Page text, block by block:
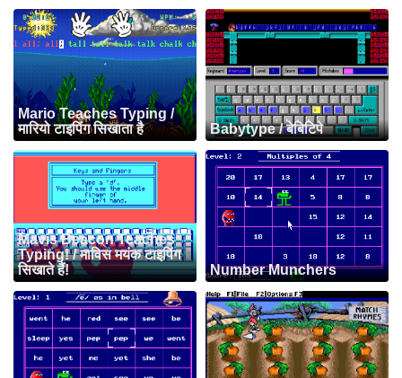
Mario Teaches Typing /
मारियो टाइपिंग सिखाता है
Babytype / बेबिटिपे
Mavis Beacon Teaches
Typing! / माविस मयंक टाइपिंग
सिखाते हैं!
Number Munchers